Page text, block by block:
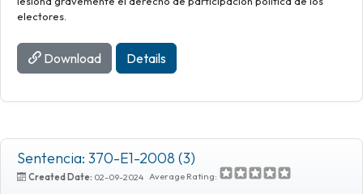
electores.
Download Details
Sentencia: 370-E1-2008 (3)
Created Date: 02-09-2024 Average Rating: